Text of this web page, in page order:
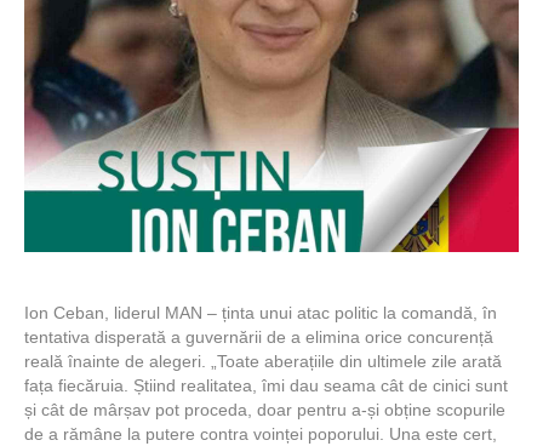
Ion Ceban, liderul MAN – ținta unui atac politic la comandă, în
tentativa disperată a guvernării de a elimina orice concurență
reală înainte de alegeri. „Toate aberațiile din ultimele zile arată
fața fiecăruia. Știind realitatea, îmi dau seama cât de cinici sunt
și cât de mârșav pot proceda, doar pentru a-și obține scopurile
de a rămâne la putere contra voinței poporului. Una este cert,